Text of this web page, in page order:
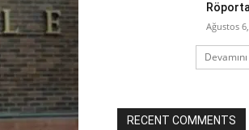
Ağustos
RECENT COMMENTS